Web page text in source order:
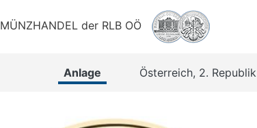
MÜNZHANDEL der RLB OÖ
Anlage Österreich, 2. Republik